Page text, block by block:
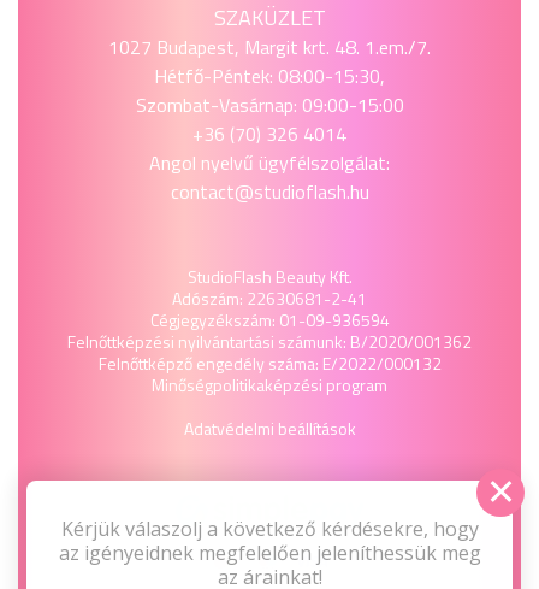
SZAKÜZLET
1027 Budapest, Margit krt. 48. 1.em./7.
Hétfő-Péntek: 08:00-15:30,
Szombat-Vasárnap: 09:00-15:00
+36 (70) 326 4014
Angol nyelvű ügyfélszolgálat:
contact@studioflash.hu
StudioFlash Beauty Kft.
Adószám: 22630681-2-41
Cégjegyzékszám: 01-09-936594
Felnőttképzési nyilvántartási számunk: B/2020/001362
Felnőttképző engedély száma: E/2022/000132
Minőségpolitikaképzési program
Adatvédelmi beállítások
Kérjük válaszolj a következő kérdésekre, hogy
az igényeidnek megfelelően jeleníthessük meg
az árainkat!